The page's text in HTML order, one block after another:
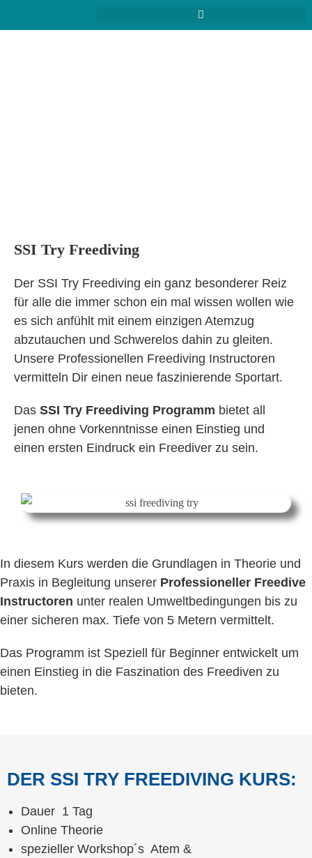
SSI Try Freediving
Der SSI Try Freediving ein ganz besonderer Reiz
für alle die immer schon ein mal wissen wollen wie
es sich anfühlt mit einem einzigen Atemzug
abzutauchen und Schwerelos dahin zu gleiten.
Unsere Professionellen Freediving Instructoren
vermitteln Dir einen neue faszinierende Sportart.
Das SSI Try Freediving Programm bietet all
jenen ohne Vorkenntnisse einen Einstieg und
einen ersten Eindruck ein Freediver zu sein.
In diesem Kurs werden die Grundlagen in Theorie und
Praxis in Begleitung unserer Professioneller Freedive
Instructoren unter realen Umweltbedingungen bis zu
einer sicheren max. Tiefe von 5 Metern vermittelt.
Das Programm ist Speziell für Beginner entwickelt um
einen Einstieg in die Faszination des Freediven zu
bieten.
DER SSI TRY FREEDIVING KURS:
Dauer 1 Tag
Online Theorie
spezieller Workshop´s Atem &